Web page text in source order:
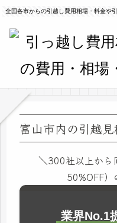
全国各市からの引越し費用相場・料金や
富山市内の引越
＼300社以上から
50%OFF
業界No.1